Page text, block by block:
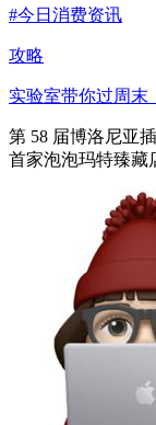
#今日消费资讯
攻略
实验室带你过周末
第 58 届博洛尼亚
首家泡泡玛特臻藏